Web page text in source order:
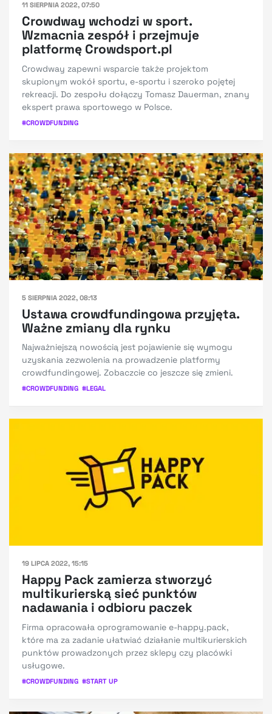
11 SIERPNIA 2022, 07:50
Crowdway wchodzi w sport.
Wzmacnia zespół i przejmuje
platformę Crowdsport.pl
Crowdway zapewni wsparcie także projektom
skupionym wokół sportu, e-sportu i szeroko pojętej
rekreacji. Do zespołu dołączy Tomasz Dauerman, znany
ekspert prawa sportowego w Polsce.
#CROWDFUNDING
5 SIERPNIA 2022, 08:13
Ustawa crowdfundingowa przyjęta.
Ważne zmiany dla rynku
Najważniejszą nowością jest pojawienie się wymogu
uzyskania zezwolenia na prowadzenie platformy
crowdfundingowej. Zobaczcie co jeszcze się zmieni.
#CROWDFUNDING #LEGAL
19 LIPCA 2022, 15:15
Happy Pack zamierza stworzyć
multikurierską sieć punktów
nadawania i odbioru paczek
Firma opracowała oprogramowanie e-happy.pack,
które ma za zadanie ułatwiać działanie multikurierskich
punktów prowadzonych przez sklepy czy placówki
usługowe.
#CROWDFUNDING #START UP